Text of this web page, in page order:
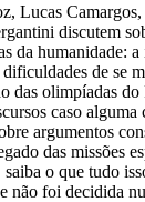
Lucas
discutem
da humanidade:
de se
das olimpíadas do
caso alguma
argumentos
das missões
saiba o que tudo
não foi decidida